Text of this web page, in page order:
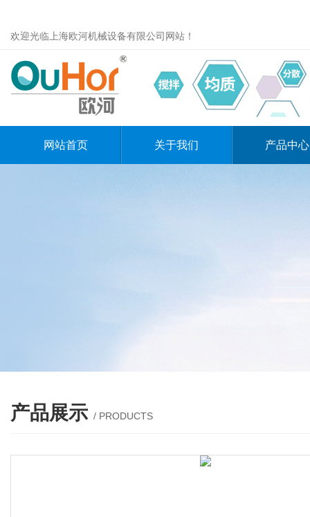
欢迎光临上海欧河机械设备有限公司网站！
网站首页 关于我们 产品中心
产品展示 / PRODUCTS